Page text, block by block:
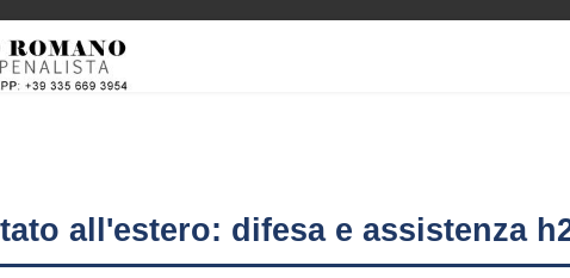
all'estero: difesa e assistenza